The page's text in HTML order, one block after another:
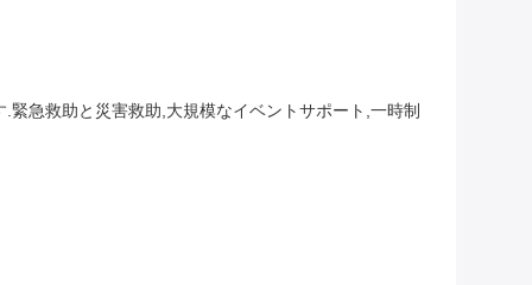
急救助と災害救助,大規模なイベントサポート,一時制